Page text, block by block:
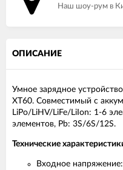
Наш шоу-рум в
ОПИСАНИЕ
Умное зарядное
XT60. Совместимый с
LiPo/LiHV/LiFe/LiIon: 1-6
элементов, Pb: 3S/6S/12S.
Технические
Входное